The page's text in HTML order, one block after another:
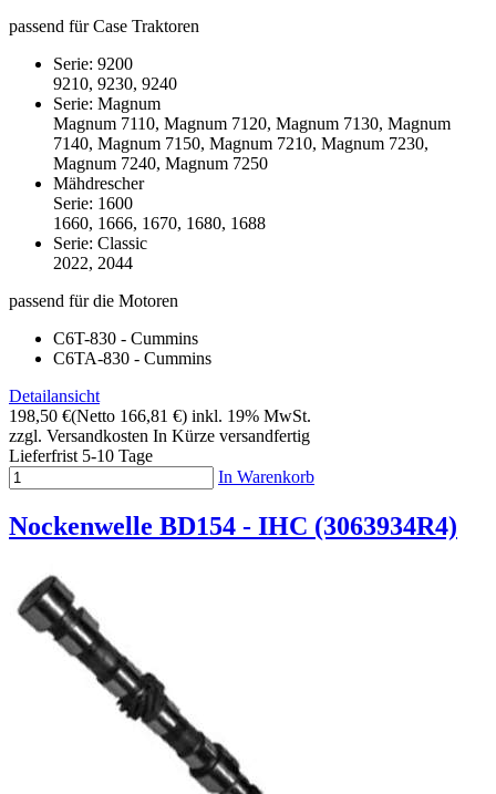
passend für Case Traktoren
Serie: 9200
9210, 9230, 9240
Serie: Magnum
Magnum 7110, Magnum 7120, Magnum 7130, Magnum
7140, Magnum 7150, Magnum 7210, Magnum 7230,
Magnum 7240, Magnum 7250
Mähdrescher
Serie: 1600
1660, 1666, 1670, 1680, 1688
Serie: Classic
2022, 2044
passend für die Motoren
C6T-830 - Cummins
C6TA-830 - Cummins
Detailansicht
198,50 €(Netto 166,81 €) inkl. 19% MwSt.
zzgl. Versandkosten In Kürze versandfertig
Lieferfrist 5-10 Tage
In Warenkorb
Nockenwelle BD154 - IHC (3063934R4)